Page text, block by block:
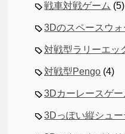
戦車対戦ゲーム (5)
3Dのスペースウォ
対戦型ラリーエッ
対戦型Pengo (4)
3Dカーレースゲー
3Dっぽい縦シュ